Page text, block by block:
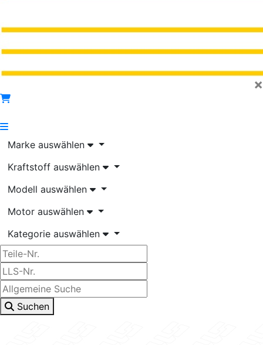
×
Marke auswählen
Kraftstoff auswählen
Modell auswählen
Motor auswählen
Kategorie auswählen
Suchen